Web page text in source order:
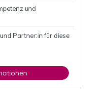
und
Partner:in für diese